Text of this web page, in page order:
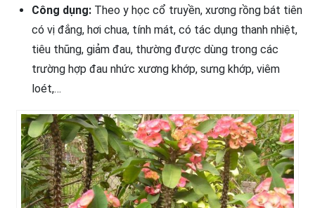
Công dụng: Theo y học cổ truyền, xương rồng bát tiên
có vị đắng, hơi chua, tính mát, có tác dụng thanh nhiệt,
tiêu thũng, giảm đau, thường được dùng trong các
trường hợp đau nhức xương khớp, sưng khớp, viêm
loét,…